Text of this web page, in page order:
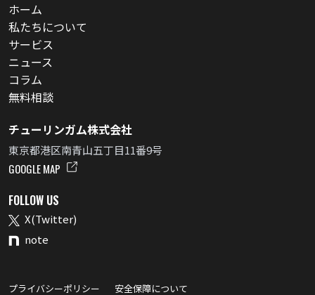
ホーム
私たちについて
サービス
ニュース
コラム
無料相談
チューリンガム株式会社
東京都港区南青山五丁目11番9号
GOOGLE MAP
FOLLOW US
X(Twitter)
note
プライバシーポリシー 安全保障について